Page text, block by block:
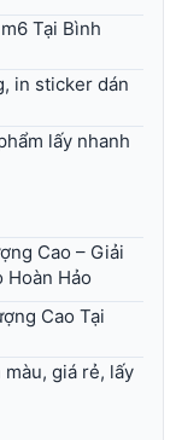
Tại Bình
in sticker dán
lấy nhanh
Cao – Giải
Hoàn Hảo
Cao Tại
giá rẻ, lấy